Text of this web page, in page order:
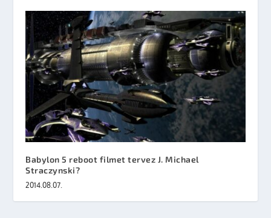
Babylon 5 reboot filmet tervez J. Michael
Straczynski?
2014.08.07.